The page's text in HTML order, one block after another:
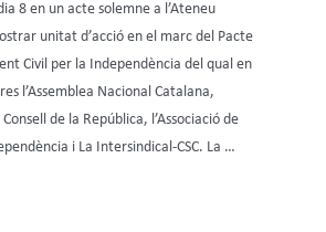
8 en un acte solemne a l’Ateneu
unitat d’acció en el marc del Pacte
Civil per la Independència del qual en
l’Assemblea Nacional Catalana,
de la República, l’Associació de
i La Intersindical-CSC. La …